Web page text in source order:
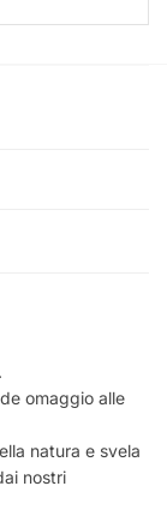
omaggio alle
natura e svela
nostri